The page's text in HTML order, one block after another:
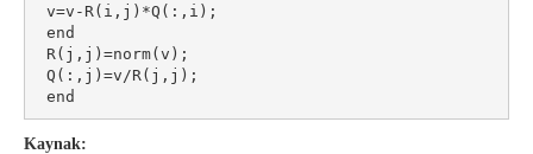
v=v-R(i,j)*Q(:,i);
end
R(j,j)=norm(v);
Q(:,j)=v/R(j,j);
Kaynak: